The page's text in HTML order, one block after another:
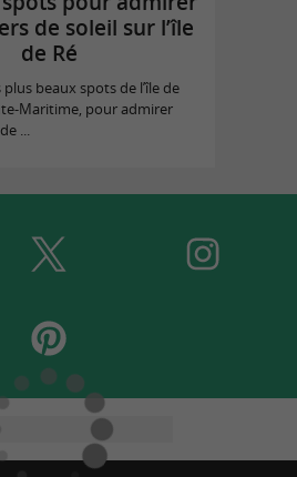
de soleil sur l’île
de Ré
beaux spots de l’île de
Maritime, pour admirer
...